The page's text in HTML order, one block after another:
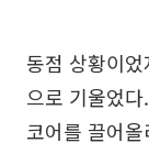
동점 상황이
으로 기울었
코어를 끌어